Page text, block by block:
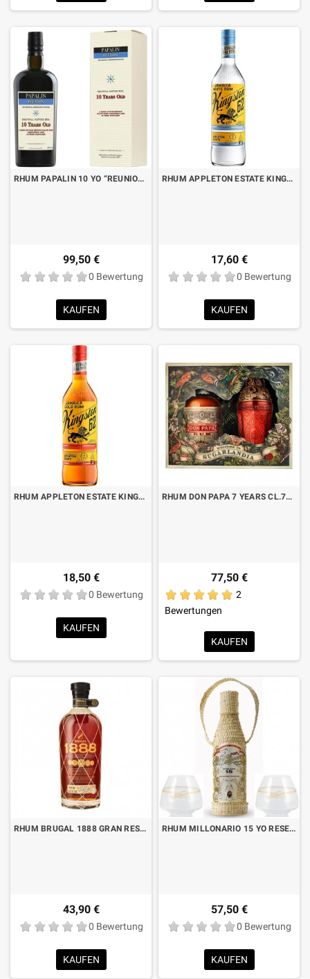
RHUM PAPALIN 10 YO “REUNION” CL.70 MIT BOX
99,50 €
0 Bewertung
KAUFEN
RHUM APPLETON ESTATE KINGSTON 62 WHITE LT.1
17,60 €
0 Bewertung
KAUFEN
RHUM APPLETON ESTATE KINGSTON 62 GOLD LT.1
18,50 €
0 Bewertung
KAUFEN
RHUM DON PAPA 7 YEARS CL.70 LIMITED EDITION SUGARLANDIA MIT ETUI UND SHAKER
77,50 €
2
Bewertungen
KAUFEN
RHUM BRUGAL 1888 GRAN RESERVA CL.70
43,90 €
0 Bewertung
KAUFEN
RHUM MILLONARIO 15 YO RESERVA ESPECIAL CL.70 MIT 2 GLÄSERN
57,50 €
0 Bewertung
KAUFEN